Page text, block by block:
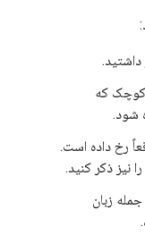
کوچک که
شود.
رخ داده است.
نیز ذکر کنید.
زبان